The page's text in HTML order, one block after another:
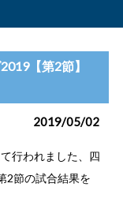
【第2節】
2019/05/02
行われました、四
2節の試合結果を